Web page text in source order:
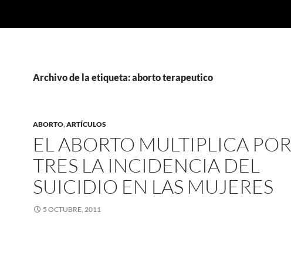
Archivo de la etiqueta: aborto terapeutico
ABORTO,ARTÍCULOS
EL ABORTO MULTIPLICA POR
TRES LA INCIDENCIA DEL
SUICIDIO EN LAS MUJERES
5 OCTUBRE, 2011